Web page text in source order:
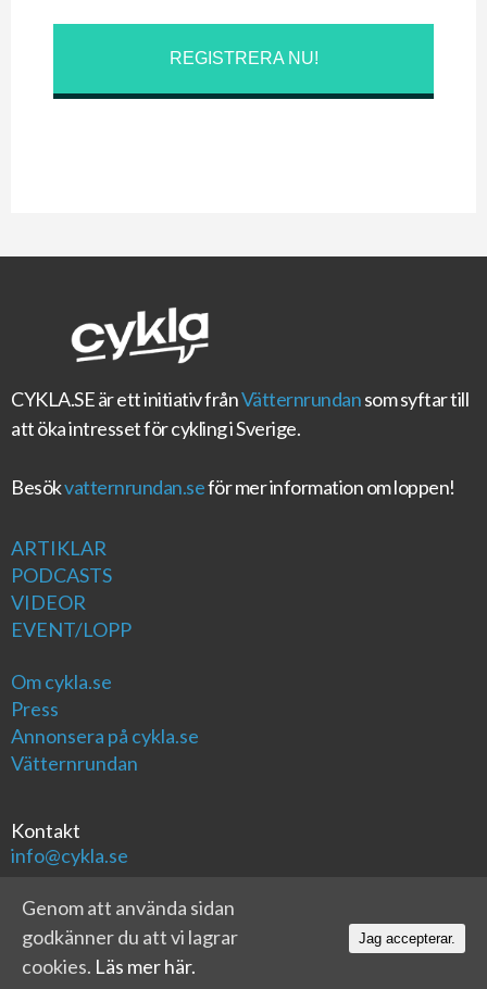
REGISTRERA NU!
CYKLA.SEär ett initiativ frånVätternrundansom syftar till
att öka intresset för cykling i Sverige.
Besökvatternrundan.seför mer information om loppen!
ARTIKLAR
PODCASTS
VIDEOR
EVENT/LOPP
Om cykla.se
Press
Annonsera på cykla.se
Vätternrundan
Kontakt
info@cykla.se
Genom att använda sidan
godkänner du att vi lagrar
cookies. Läs mer här.
Jag accepterar.